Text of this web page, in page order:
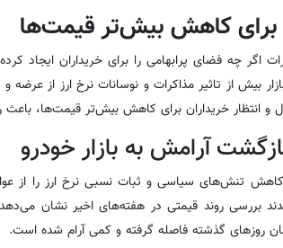
برای کاهش بیش‌تر قیمت‌ها
اگر چه فضای پرابهامی را برای خریداران ایجاد
بیش از تاثیر مذاکرات و نوسانات نرخ ارز از عرضه
و انتظار خریداران برای کاهش بیش‌تر قیمت‌ها،
آرامش به بازار خودرو
تنش‌های سیاسی و ثبات نسبی نرخ ارز را از
بررسی روند قیمتی در هفته‌های اخیر نشان
روزهای گذشته فاصله گرفته و کمی آرام شده است.